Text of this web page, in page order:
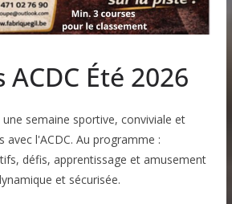
ACDC Été 2026
semaine sportive, conviviale et
avec l'ACDC. Au programme :
défis, apprentissage et amusement
et sécurisée.